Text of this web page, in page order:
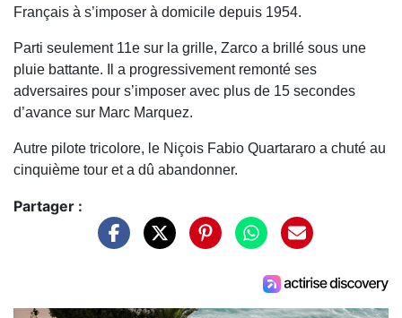
Français à s’imposer à domicile depuis 1954.
Parti seulement 11e sur la grille, Zarco a brillé sous une
pluie battante. Il a progressivement remonté ses
adversaires pour s’imposer avec plus de 15 secondes
d’avance sur Marc Marquez.
Autre pilote tricolore, le Niçois Fabio Quartararo a chuté au
cinquième tour et a dû abandonner.
Partager :